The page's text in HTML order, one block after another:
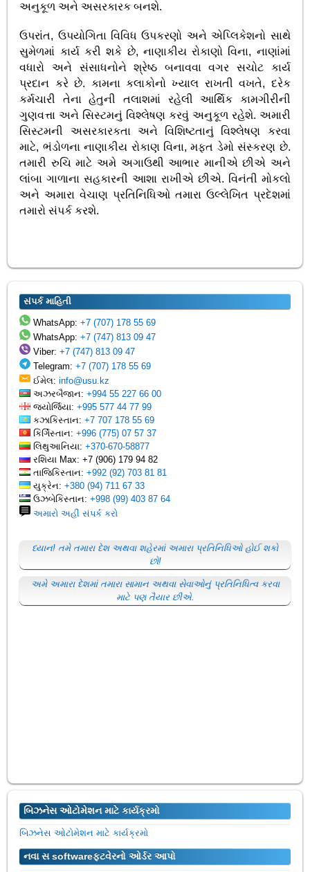
અનુકૂળ અને અસરકારક બનશે.
ઉપરાંત, ઉપયોગિતા વિવિધ ઉપકરણો અને એપ્લિકેશનો સાથે
સુમેળમાં કાર્ય કરી શકે છે, નાણાકીય રોકાણો વિના, નાણાંમાં
વધારો અને સંસાધનોને શ્રેષ્ઠ બનાવવા વગર સચોટ કાર્ય
પ્રદાન કરે છે. કામના કલાકોનો ખ્યાલ રાખતી વખતે, દરેક
કર્મચારી તેના હેતુની તલાશમાં રહેલી આર્થિક કામગીરીની
ગુણવત્તા અને સિસ્ટમનું વિશ્લેષણ કરવું અનુકૂળ રહેશે. અમારી
સિસ્ટમની અસરકારકતા અને વિશિષ્ટતાનું વિશ્લેષણ કરવા
માટે, ભંડોળના નાણાકીય રોકાણ વિના, મફત ડેમો સંસ્કરણ છે.
તમારી રુચિ માટે અમે અગાઉથી આભાર માનીએ છીએ અને
લાંબા ગાળાના સહકારની આશા રાખીએ છીએ. વિનંતી મોકલો
અને અમારા વેચાણ પ્રતિનિધિઓ તમારા ઉલ્લેખિત પ્રદેશમાં
તમારો સંપર્ક કરશે.
સંપર્ક માહિતી
WhatsApp:+7 (707) 178 55 69
WhatsApp:+7 (747) 813 09 47
Viber:+7 (747) 813 09 47
Telegram:+7 (707) 178 55 69
ઈમેલ:info@usu.kz
અઝરબૈજાન:+994 55 227 66 00
જ્યોર્જિયા:+995 577 44 77 99
કઝાકિસ્તાન:+7 707 178 55 69
કિર્ગિસ્તાન:+996 (775) 07 57 37
લિથુઆનિયા:+370-670-58877
રશિયા Max: +7 (906) 179 94 82
તાજિકિસ્તાન:+992 (92) 703 81 81
યુક્રેન:+380 (94) 711 67 33
ઉઝબેકિસ્તાન:+998 (99) 403 87 64
અમારો અહીં સંપર્ક કરો
ધ્યાન! તમે તમારા દેશ અથવા શહેરમાં અમારા પ્રતિનિધિઓ હોઈ શકો
છો!
અમે અમારા દેશમાં તમારા સામાન અથવા સેવાઓનું પ્રતિનિધિત્વ કરવા
માટે પણ તૈયાર છીએ.
બિઝનેસ ઓટોમેશન માટે કાર્યક્રમો
બિઝનેસ ઓટોમેશન માટે કાર્યક્રમો
નવા સ softwareફ્ટવેરનો ઓર્ડર આપો